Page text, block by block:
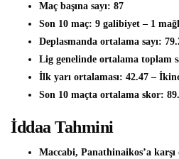
Maç başına sayı: 87
Son 10 maç: 9 galibiyet – 1
Deplasmanda ortalama sayı:
Lig genelinde ortalama toplam
İlk yarı ortalaması: 42.47 –
Son 10 maçta ortalama skor:
İddaa Tahmini
Maccabi, Panathinaikos’a karşı